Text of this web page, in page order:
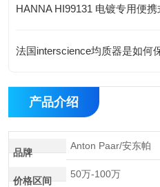
HANNA HI99131 电镀专用便
法国interscience均质器是如何
产品介绍
品牌
Anton Paar/安东帕
价格区间
50万-100万